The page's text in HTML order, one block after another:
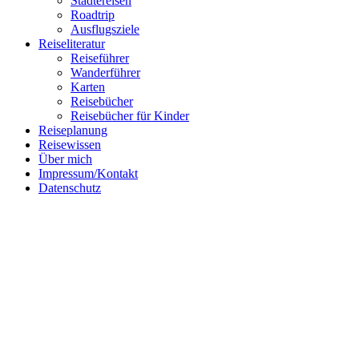
Follow me on Instagram
Roadtrip
Ausflugsziele
Reiseliteratur
Reiseführer
Wanderführer
Karten
Reisebücher
Reisebücher für Kinder
Reiseplanung
Reisewissen
Über mich
Impressum/Kontakt
Datenschutz